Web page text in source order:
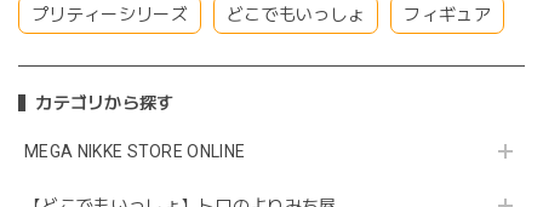
プリティーシリーズ どこでもいっしょ フィギュア
カテゴリから探す
MEGA NIKKE STORE ONLINE